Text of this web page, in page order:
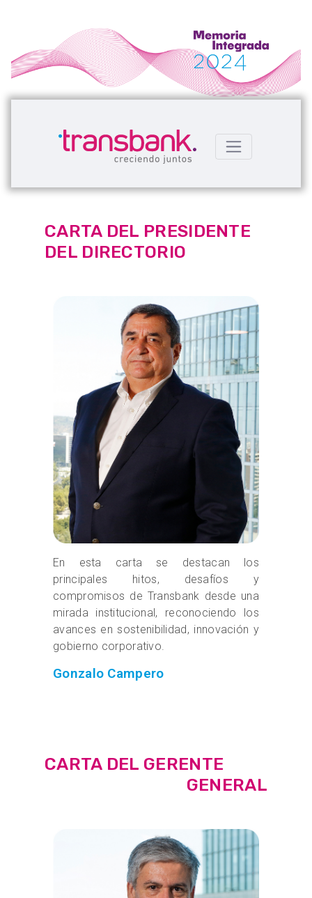
CARTA DEL PRESIDENTE
DEL DIRECTORIO
En esta carta se destacan los
principales hitos, desafíos y
compromisos de Transbank desde una
mirada institucional, reconociendo los
avances en sostenibilidad, innovación y
gobierno corporativo.
Gonzalo Campero
CARTA DEL GERENTE
GENERAL